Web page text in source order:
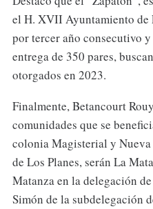
el H. XVII Ayuntamiento de
por tercer año consecutivo
entrega de 350 pares,
otorgados en 2023.
Finalmente, Betancourt
comunidades que se
colonia Magisterial y
de Los Planes, serán La
Matanza en la delegación
Simón de la subdelegación